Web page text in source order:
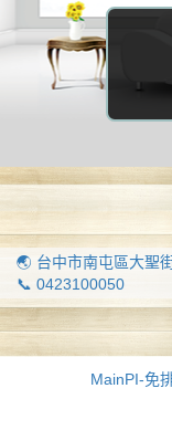
🌏 台中市南屯區大聖
📞 0423100050
MainPI-免